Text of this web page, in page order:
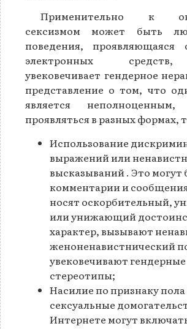
Применительно к
сексизмом может быть
поведения,
электронных
увековечивает гендерное
представление о том, что
является
проявляться в разных формах,
Использование
выражений или
высказываний . Это могут
комментарии и
носят оскорбительный,
или унижающий
характер, вызывают
женоненавистнический
увековечивают гендерные
стереотипы;
Насилие по признаку
сексуальные
Интернете могут